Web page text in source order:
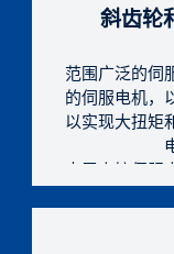
斜齿轮
范围广泛的伺
的伺服电机，
以实现大扭矩
由于直接伺服
设计